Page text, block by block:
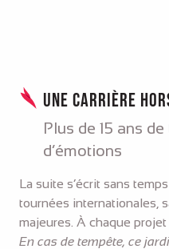
Une carrière
Plus de 15 ans
d’émotions
La suite s’écrit sans
tournées internationales,
majeures. À chaque
En cas de tempête, ce